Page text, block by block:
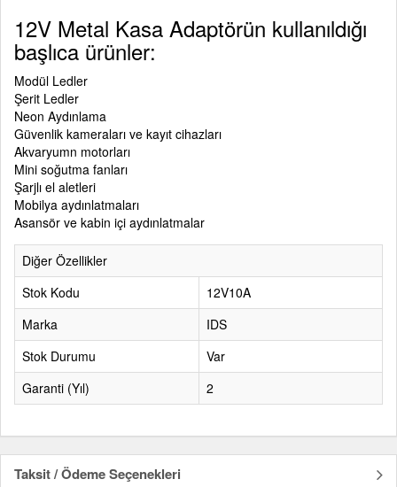
12V Metal Kasa Adaptörün kullanıldığı
başlıca ürünler:
Modül Ledler
Şerit Ledler
Neon Aydınlama
Güvenlik kameraları ve kayıt cihazları
Akvaryumn motorları
Mini soğutma fanları
Şarjlı el aletleri
Mobilya aydınlatmaları
Asansör ve kabin içi aydınlatmalar
Diğer Özellikler
Stok Kodu
12V10A
Marka
IDS
Stok Durumu
Var
Garanti (Yıl)
2
Taksit / Ödeme Seçenekleri